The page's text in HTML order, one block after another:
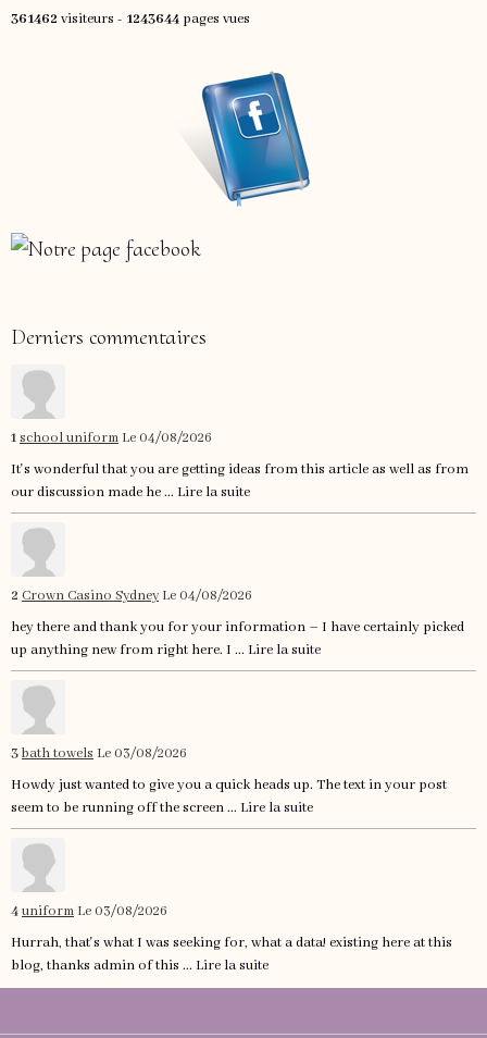
361462 visiteurs - 1243644 pages vues
Derniers commentaires
1school uniform Le 04/08/2026
It's wonderful that you are getting ideas from this article as well as from
our discussion made he ... Lire la suite
2 Crown Casino Sydney Le 04/08/2026
hey there and thank you for your information – I have certainly picked
up anything new from right here. I ... Lire la suite
3bath towels Le 03/08/2026
Howdy just wanted to give you a quick heads up. The text in your post
seem to be running off the screen ... Lire la suite
4uniform Le 03/08/2026
Hurrah, that's what I was seeking for, what a data! existing here at this
blog, thanks admin of this ... Lire la suite